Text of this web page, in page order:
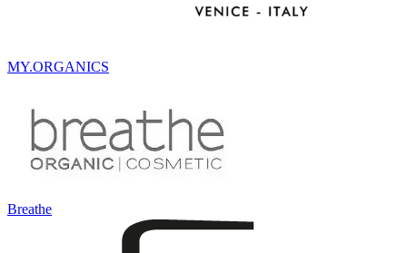
MY.ORGANICS
Breathe